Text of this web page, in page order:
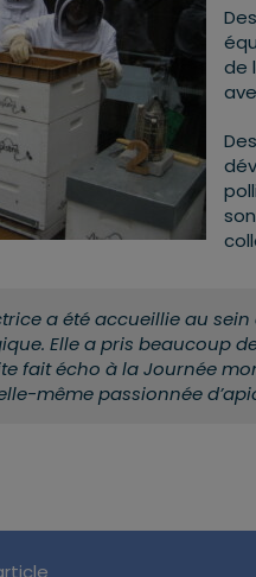
de
a été accueillie au
Elle a pris beaucoup
fait écho à la Journée
même passionnée